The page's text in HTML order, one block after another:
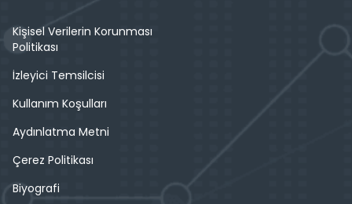
Kişisel Verilerin Korunması
Politikası
İzleyici Temsilcisi
Kullanım Koşulları
Aydınlatma Metni
Çerez Politikası
Biyografi